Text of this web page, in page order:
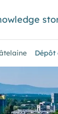
Dépôt